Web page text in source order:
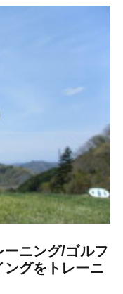
ニング/ゴルフ
ングをトレーニ